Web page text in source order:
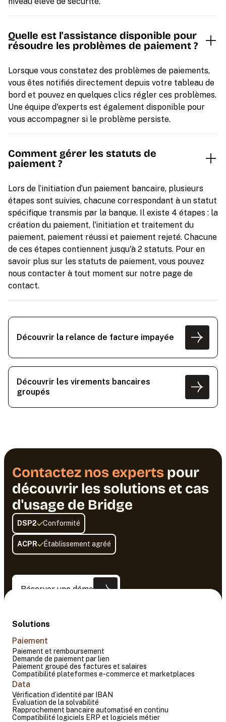
Quelle est l'assistance disponible pour
résoudre les problèmes de paiement ?
Lorsque vous constatez des problèmes de paiements,
vous êtes notifiés directement depuis votre tableau de
bord et pouvez en quelques clics régler ces problèmes.
Une équipe d'experts est également disponible pour
vous accompagner si le problème persiste.
Comment gérer les statuts de
paiement ?
Lors de l’initiation d’un paiement bancaire, plusieurs
étapes sont suivies, chacune correspondant à un statut
spécifique transmis par la banque. Il existe 4 étapes : la
création du paiement, l'initiation et traitement du
paiement, paiement réussi et paiement rejeté. Chacune
de ces étapes contiennent jusqu'à 2 statuts. Pour en
savoir plus sur les statuts de paiement, vous pouvez
nous contacter à tout moment sur notre page de
contact.
Découvrir la relance de facture impayée
Découvrir les virements bancaires
groupés
Contactez nos experts pour
découvrir les solutions et cas
d'usage de Bridge
DSP2 Conformité
ACPR Établissement agréé
Réserver une démo
Solutions
Paiement
Paiement et remboursement
Demande de paiement par lien
Paiement groupé des factures et salaires
Compatibilité plateformes e-commerce et marketplaces
Data
Vérification d’identité par IBAN
Évaluation de la solvabilité
Rapprochement bancaire automatisé en continu
Compatibilité logiciels ERP et logiciels métier